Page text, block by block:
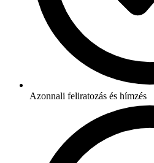
Azonnali feliratozás és hímzés